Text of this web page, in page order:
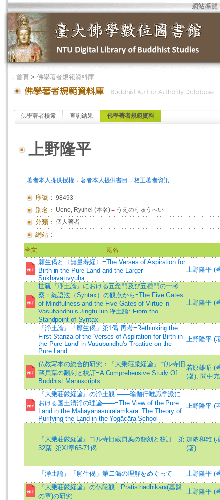
網站導覽
． 首頁 > 佛學著者規範資料庫
佛學著者檢索 查詢結果 佛學著者規範資料
上野隆平
著者本人提供授權 ． 著者本人提供書目 ． 校正著者資訊
序號： 98493
別名： Ueno, Ryuhei (本名) = うえのりゅうへい
分類： 個人著者
網站：
全文
題名
願生偈と〈無量寿経〉=The Verses of Aspiration for
Birth in the Pure Land and the Larger
Sukhāvatīvyūha
上野隆平 (
世親『浄土論』における五念門及び五種門の一考
察：統語法（Syntax）の観点から=The Five Gates
of Mindfulness and the Five Gates of Virtue in
Vasubandhu’s Jingtu lun 浄土論: From the
Standpoint of Syntax
上野隆平 (
『浄土論』「願生偈」第1偈 再考=Rethinking the
First Stanza of the 'Verses of Aspiration for Birth in
the Pure Land' in Vasubandhu's Treatise on the
Pure Land
上野隆平 (
仏教写本の総合的研究：『大乗荘厳経論』ゴル寺旧
蔵貝葉の翻刻と校訂=A Comprehensive Study Of
Buddhist Manuscripts
若原雄昭 (
(著); 間中
『大乗荘厳経論』の浄土観 ――瑜伽行唯識学派に
おける国土清浄の理論――=The View of the Pure
Land in the Mahāyānasūtrālaṃkāra: The Theory of
Purifying the Land in the Yogācāra School
上野隆平 (
『大乗荘厳経論』ゴル寺旧蔵貝葉の翻刻と校訂 : 第
32葉: 第XI章65-71偈
加納和雄 (
(著)
『浄土論』「願生偈」第二偈の理解をめぐって
上野隆平 (
『大乗荘厳経論』の仏陀観 : Pratiṣṭhādhikāra(基盤
の章)の研究
上野隆平 (